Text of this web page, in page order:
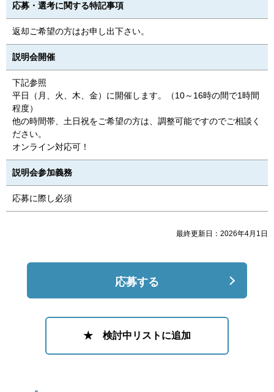
応募・選考に関する特記事項
返却ご希望の方はお申し出下さい。
説明会開催
下記参照
平日（月、火、木、金）に開催します。（10～16時の間で1時間
程度）
他の時間帯、土日祝をご希望の方は、調整可能ですのでご相談く
ださい。
オンライン対応可！
説明会参加義務
応募に際し必須
最終更新日：2026年4月1日
応募する
★ 検討中リストに追加